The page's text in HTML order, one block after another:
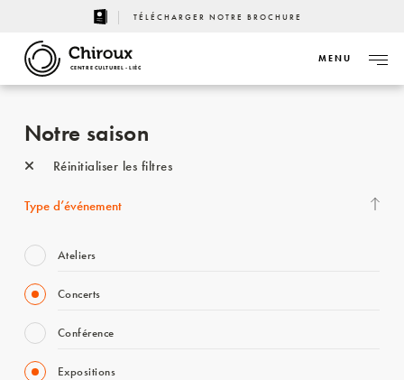
TÉLÉCHARGER NOTRE BROCHURE
CENTRE CULTUREL - LIÈGE
MENU
Notre saison
Réinitialiser les filtres
Type d’événement
Ateliers
Concerts
Conférence
Expositions